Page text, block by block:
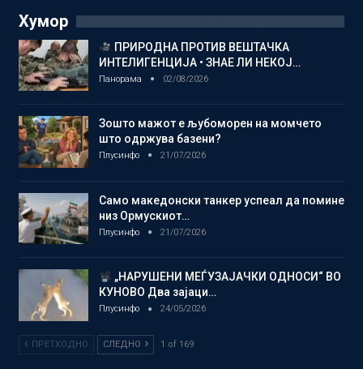
Хумор
ПРИРОДНА ПРОТИВ ВЕШТАЧКА
ИНТЕЛИГЕНЦИЈА • ЗНАЕ ЛИ НЕКОЈ…
Панорама 02/08/2026
Зошто мажот е љубоморен на момчето
што одржува базени?
Плусинфо 21/07/2026
Само македонски танкер успеал да помине
низ Ормускиот…
Плусинфо 21/07/2026
„НАРУШЕНИ МЕЃУЗАЈАЧКИ ОДНОСИ“ ВО
КУНОВО Два зајаци…
Плусинфо 24/05/2026
ПРЕТХОДНО СЛЕДНО 1 of 169